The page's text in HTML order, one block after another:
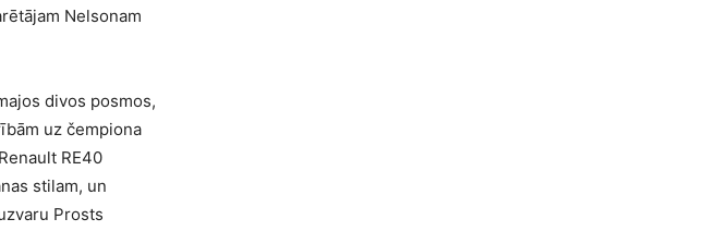
Nelsonam
divos posmos,
uz čempiona
RE40
stilam, un
Prosts